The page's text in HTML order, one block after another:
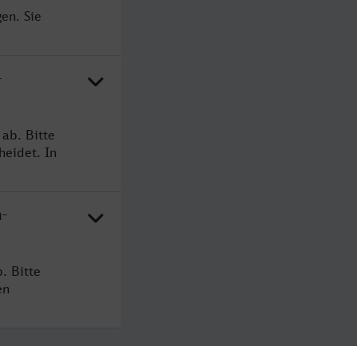
Sie
ab. Bitte
In
Bitte